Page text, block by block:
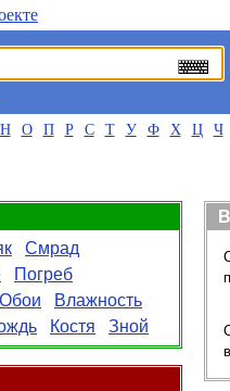
Н О П Р С Т У Ф Х Ц Ч
Смрад
Погреб
Обои
Влажность
Костя Зной